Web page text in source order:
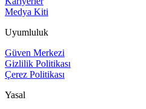
Medya Kiti
Uyumluluk
Güven Merkezi
Gizlilik Politikası
Çerez Politikası
Yasal